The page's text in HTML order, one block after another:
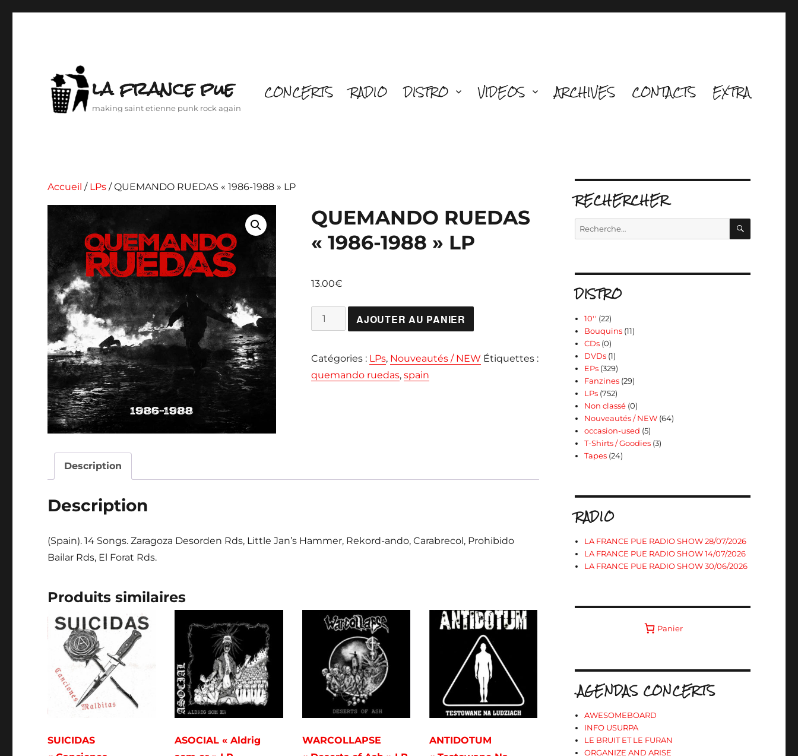
la france pue
making saint etienne punk rock again
CONCERTS RADIO DISTRO VIDEOS ARCHIVES CONTACTS EXTRA
Accueil / LPs / QUEMANDO RUEDAS « 1986-1988 » LP
QUEMANDO RUEDAS
« 1986-1988 » LP
13.00€
quantité
de
RUEDAS
"1986-
AJOUTER AU PANIER
Catégories : LPs, Nouveautés / NEW Étiquettes :
quemando ruedas,spain
Description
Description
(Spain). 14 Songs. Zaragoza Desorden Rds, Little Jan’s Hammer, Rekord-ando, Carabrecol, Prohibido
Bailar Rds, El Forat Rds.
Produits similaires
SUICIDAS
ASOCIAL « Aldrig
WARCOLLAPSE
ANTIDOTUM
RECHERCHER
Recherche
DISTRO
10'' (22)
Bouquins (11)
CDs (0)
DVDs (1)
EPs (329)
Fanzines (29)
LPs (752)
Non classé (0)
Nouveautés / NEW (64)
occasion-used (5)
T-Shirts / Goodies (3)
Tapes (24)
RADIO
LA FRANCE PUE RADIO SHOW 28/07/2026
LA FRANCE PUE RADIO SHOW 14/07/2026
LA FRANCE PUE RADIO SHOW 30/06/2026
Panier
.AGENDAS CONCERTS
AWESOMEBOARD
INFO USURPA
LE BRUIT ET LE FURAN
ORGANIZE AND ARISE